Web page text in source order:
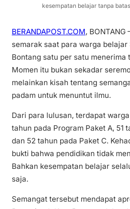
kesempatan belajar tanpa
BERANDAPOST.COM, BONTANG
semarak saat para warga belajar
Bontang satu per satu menerima
Momen itu bukan sekadar
melainkan kisah tentang
padam untuk menuntut ilmu.
Dari para lulusan, terdapat
tahun pada Program Paket A, 51
dan 52 tahun pada Paket C.
bukti bahwa pendidikan tidak
Bahkan kesempatan belajar
saja.
Semangat tersebut mendapat